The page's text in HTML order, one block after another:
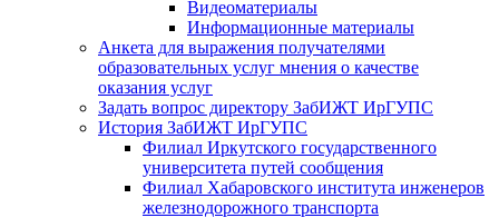
Видеоматериалы
Информационные материалы
Анкета для выражения получателями
образовательных услуг мнения о качестве
оказания услуг
Задать вопрос директору ЗабИЖТ ИрГУПС
История ЗабИЖТ ИрГУПС
Филиал Иркутского государственного
университета путей сообщения
Филиал Хабаровского института инженеров
железнодорожного транспорта